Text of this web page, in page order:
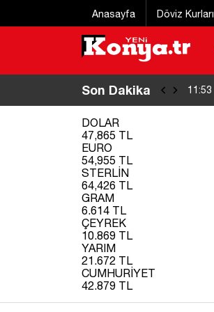
Anasayfa Döviz Kurları
Son Dakika 11:53
DOLAR
47,865 TL
EURO
54,955 TL
STERLİN
64,426 TL
GRAM
6.614 TL
ÇEYREK
10.869 TL
YARIM
21.672 TL
CUMHURİYET
42.879 TL